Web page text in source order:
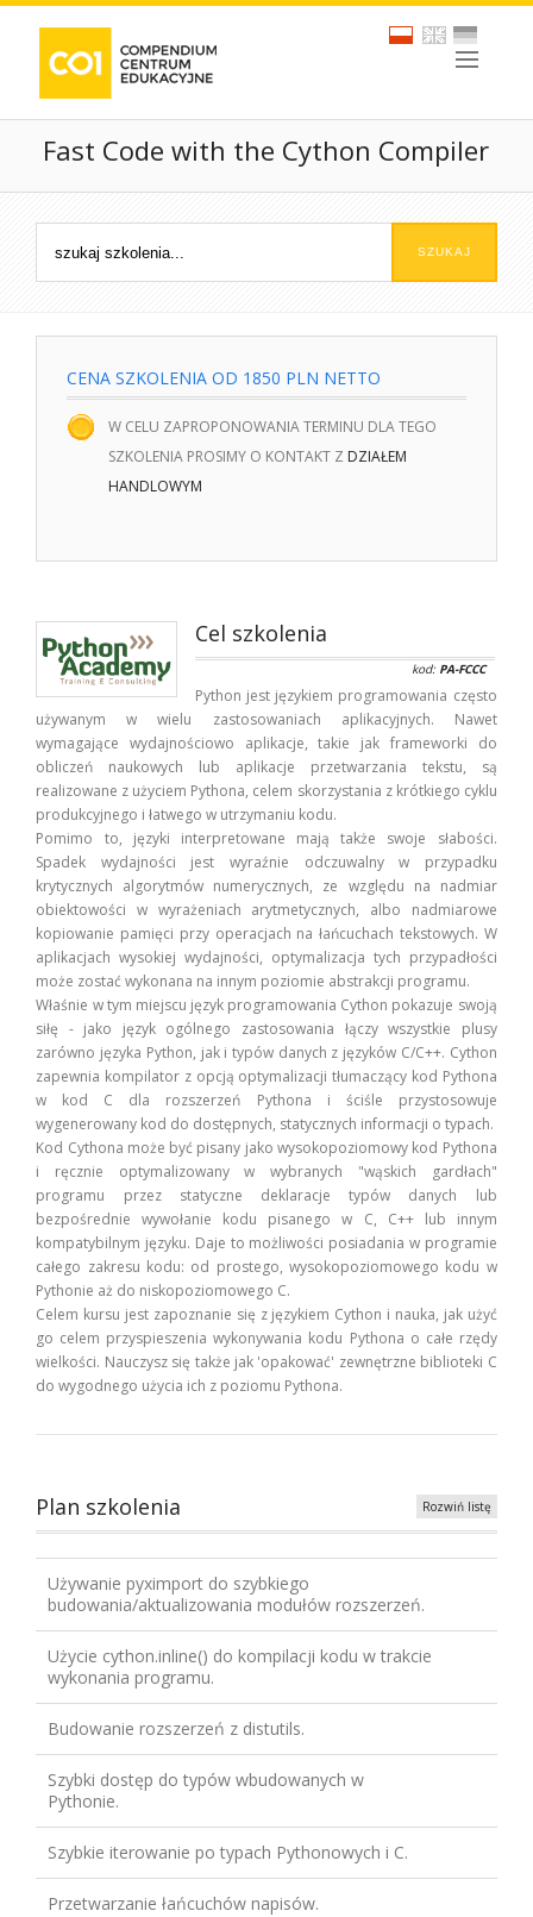
Fast Code with the Cython Compiler
CENA SZKOLENIA OD 1850 PLN NETTO
W CELU ZAPROPONOWANIA TERMINU DLA TEGO
SZKOLENIA PROSIMY O KONTAKT Z DZIAŁEM
HANDLOWYM
Cel szkolenia
kod: PA-FCCC
Python jest językiem programowania często
używanym w wielu zastosowaniach aplikacyjnych. Nawet
wymagające wydajnościowo aplikacje, takie jak frameworki do
obliczeń naukowych lub aplikacje przetwarzania tekstu, są
realizowane z użyciem Pythona, celem skorzystania z krótkiego cyklu
produkcyjnego i łatwego w utrzymaniu kodu.
Pomimo to, języki interpretowane mają także swoje słabości.
Spadek wydajności jest wyraźnie odczuwalny w przypadku
krytycznych algorytmów numerycznych, ze względu na nadmiar
obiektowości w wyrażeniach arytmetycznych, albo nadmiarowe
kopiowanie pamięci przy operacjach na łańcuchach tekstowych. W
aplikacjach wysokiej wydajności, optymalizacja tych przypadłości
może zostać wykonana na innym poziomie abstrakcji programu.
Właśnie w tym miejscu język programowania Cython pokazuje swoją
siłę - jako język ogólnego zastosowania łączy wszystkie plusy
zarówno języka Python, jak i typów danych z języków C/C++. Cython
zapewnia kompilator z opcją optymalizacji tłumaczący kod Pythona
w kod C dla rozszerzeń Pythona i ściśle przystosowuje
wygenerowany kod do dostępnych, statycznych informacji o typach.
Kod Cythona może być pisany jako wysokopoziomowy kod Pythona
i ręcznie optymalizowany w wybranych "wąskich gardłach"
programu przez statyczne deklaracje typów danych lub
bezpośrednie wywołanie kodu pisanego w C, C++ lub innym
kompatybilnym języku. Daje to możliwości posiadania w programie
całego zakresu kodu: od prostego, wysokopoziomowego kodu w
Pythonie aż do niskopoziomowego C.
Celem kursu jest zapoznanie się z językiem Cython i nauka, jak użyć
go celem przyspieszenia wykonywania kodu Pythona o całe rzędy
wielkości. Nauczysz się także jak 'opakować' zewnętrzne biblioteki C
do wygodnego użycia ich z poziomu Pythona.
Plan szkolenia Rozwiń listę
Używanie pyximport do szybkiego
budowania/aktualizowania modułów rozszerzeń.
Użycie cython.inline() do kompilacji kodu w trakcie
wykonania programu.
Budowanie rozszerzeń z distutils.
Szybki dostęp do typów wbudowanych w
Pythonie.
Szybkie iterowanie po typach Pythonowych i C.
Przetwarzanie łańcuchów napisów.